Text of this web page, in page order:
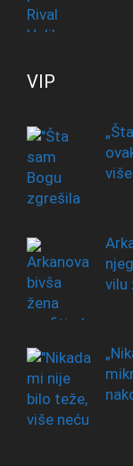
VIP
vilu